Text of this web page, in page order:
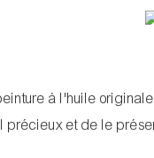
précieux et de le